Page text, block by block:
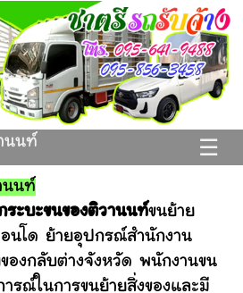
☰
นนท์
นนท์
ระบะขนของติวานนท์ขนย้าย
นโด ย้ายอุปกรณ์สำนักงาน
องกลับต่างจังหวัด พนักงานขน
รณ์ในการขนย้ายสิ่งของและมี